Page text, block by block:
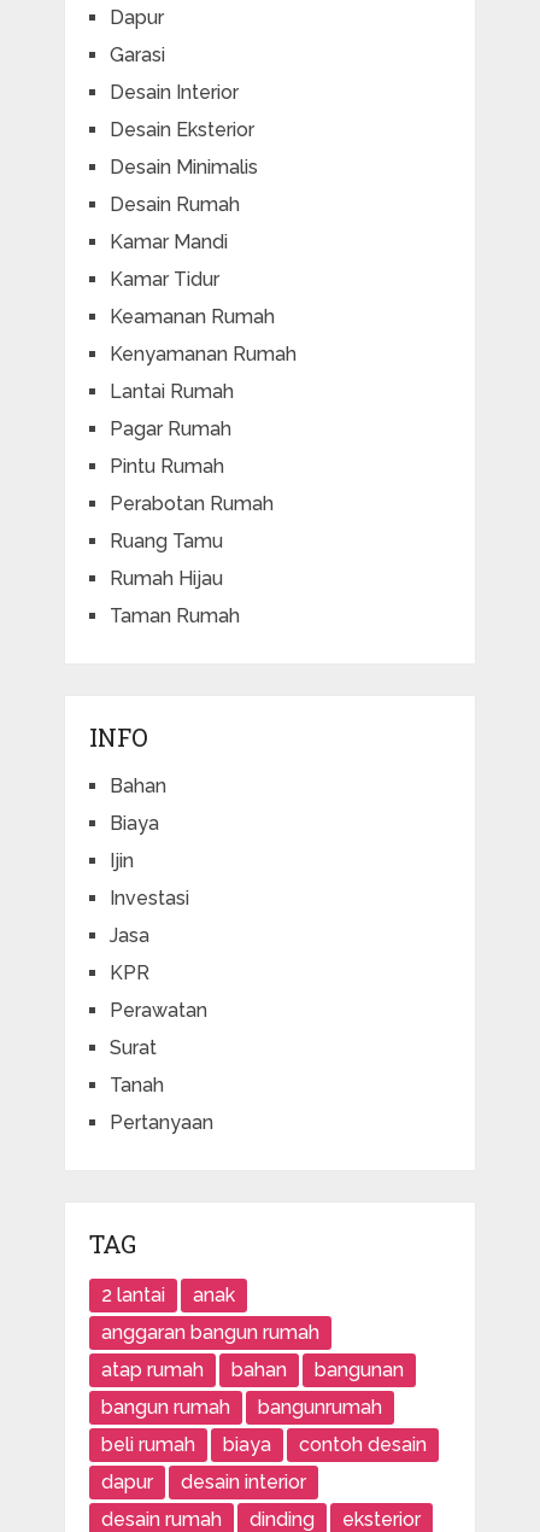
Dapur
Garasi
Desain Interior
Desain Eksterior
Desain Minimalis
Desain Rumah
Kamar Mandi
Kamar Tidur
Keamanan Rumah
Kenyamanan Rumah
Lantai Rumah
Pagar Rumah
Pintu Rumah
Perabotan Rumah
Ruang Tamu
Rumah Hijau
Taman Rumah
INFO
Bahan
Biaya
Ijin
Investasi
Jasa
KPR
Perawatan
Surat
Tanah
Pertanyaan
TAG
2 lantai
anak
anggaran bangun rumah
atap rumah
bahan
bangunan
bangun rumah
bangunrumah
beli rumah
biaya
contoh desain
dapur
desain interior
desain rumah
dinding
eksterior